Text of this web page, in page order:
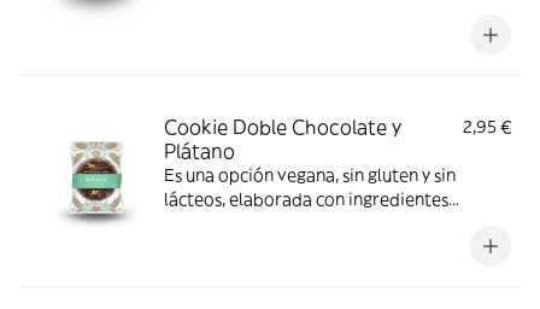
Cookie Doble Chocolate y
Plátano
2,95 €
Es una opción vegana, sin gluten y sin
lácteos, elaborada con ingredientes
plátano, cacao puro y avellanas tostadas.